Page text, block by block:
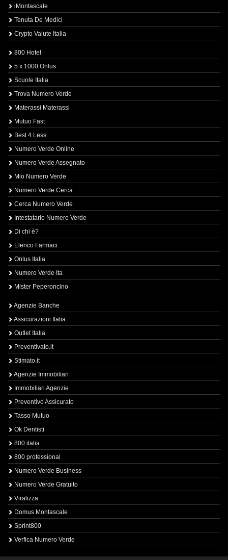
iMontascale
Tenuta De Medici
Crypto Valute Italia
800 Hotel
5 x 1000 Onlus
Scuole Italia
Trova Numero Verde
Materassi Materassi
Mutuo Fast
Best 4 Less
Numero Verde Online
Numero Verde Assegnato
Mio Numero Verde
Numero Verde Cerca
Cerca Numero Verde
Intestatario Numero Verde
Di chi è?
Elenco Farmaci
Onlus Italia
Numero Verde Ita
Mister Peperoncino
Agenzie Banche
Assicurazioni Italia
Outlet Italia
Preventivato.it
Stimato.it
Agenzie Immobiliari
Immobiliari Agenzie
Preventivo Assicurato
Tasso Mutuo
Ok Dentisti
800 italia
800 professional
Numero Verde Business
Numero Verde Gratuito
Viralizza
Domus Montascale
Sprint800
Verfica Numero Verde